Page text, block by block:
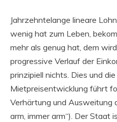
Jahrzehntelange lineare
wenig hat zum Leben,
mehr als genug hat, dem
progressive Verlauf der
prinzipiell nichts. Dies und
Mietpreisentwicklung führt
Verhärtung und Ausweitung
arm, immer arm“). Der Staat